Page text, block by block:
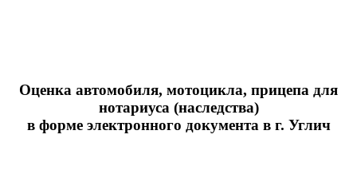
Оценка автомобиля, мотоцикла, прицепа для
нотариуса (наследства)
в форме электронного документа в г. Углич